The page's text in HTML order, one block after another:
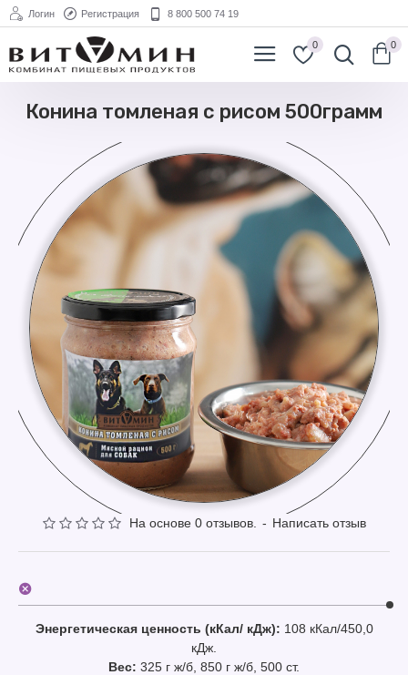
Логин Регистрация 8 800 500 74 19
0 0
Конина томленая с рисом 500грамм
Энергетическая ценность (кКал/ кДж): 108 кКал/450,0
кДж.
Вес: 325 г ж/б, 850 г ж/б, 500 ст.
На основе 0 отзывов. - Написать отзыв